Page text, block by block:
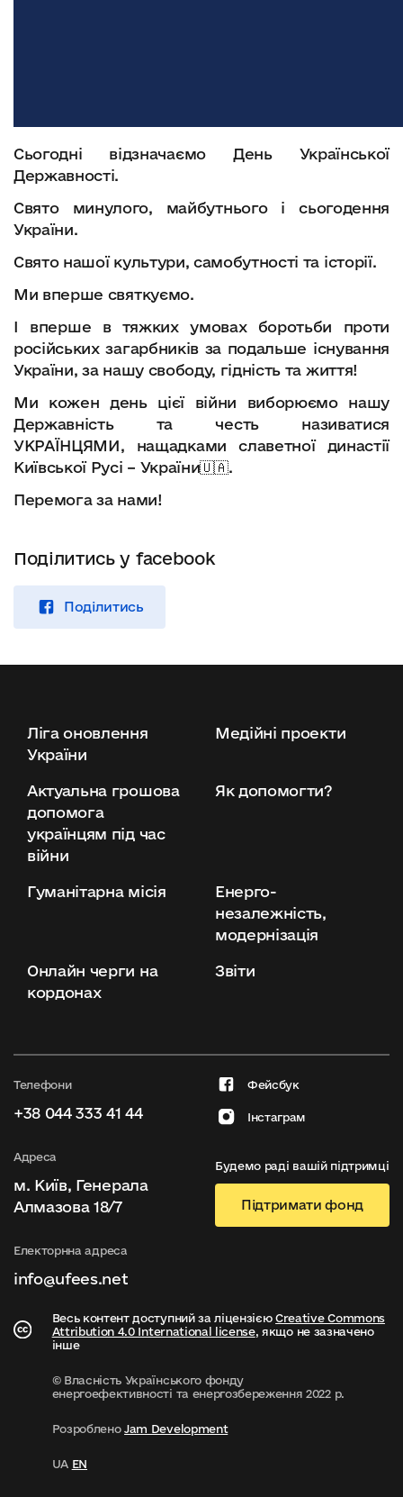
Сьогодні відзначаємо День Української
Державності.
Свято минулого, майбутнього і сьогодення
України.
Свято нашої культури, самобутності та історії.
Ми вперше святкуємо.
І вперше в тяжких умовах боротьби проти
російських загарбників за подальше існування
України, за нашу свободу, гідність та життя!
Ми кожен день цієї війни виборюємо нашу
Державність та честь називатися
УКРАЇНЦЯМИ, нащадками славетної династії
Київської Русі – України🇺🇦.
Перемога за нами!
Поділитись у facebook
Поділитись
Ліга оновлення
України
Медійні проекти
Актуальна грошова
допомога
українцям під час
війни
Як допомогти?
Гуманітарна місія
Енерго-
незалежність,
модернізація
Онлайн черги на
кордонах
Звіти
Весь контент доступний за ліцензієюCreative Commons
Attribution 4.0 International license, якщо не зазначено
інше
© Власність Українського фонду
енергоефективності та енергозбереження 2022 р.
РозробленоJam Development
UA EN
Телефони
+38 044 333 41 44
Адреса
м. Київ, Генерала
Алмазова 18/7
Електорнна адреса
info@ufees.net
Фейсбук
Інстаграм
Будемо раді вашій підтримці
Підтримати фонд